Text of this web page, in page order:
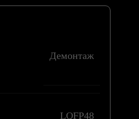
Демонтаж
LQFP48